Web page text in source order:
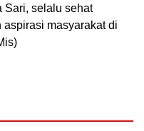
Sari, selalu sehat
masyarakat di